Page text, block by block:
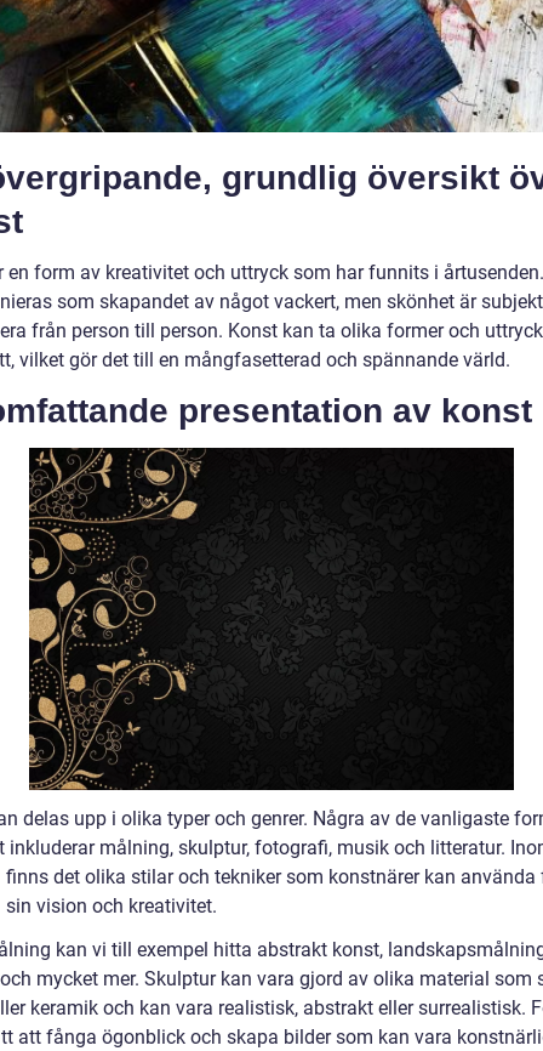
grundlig översikt
en form av kreativitet och uttryck som har funnits i
som skapandet av något vackert, men skönhet är
från person till person. Konst kan ta olika former och
vilket gör det till en mångfasetterad och spännande värld.
presentation av konst
delas upp i olika typer och genrer. Några av de vanligaste
inkluderar målning, skulptur, fotografi, musik och litteratur.
finns det olika stilar och tekniker som konstnärer kan använda
sin vision och kreativitet.
kan vi till exempel hitta abstrakt konst,
mycket mer. Skulptur kan vara gjord av olika material som
keramik och kan vara realistisk, abstrakt eller surrealistisk.
att fånga ögonblick och skapa bilder som kan vara